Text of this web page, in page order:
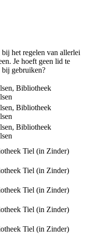
het regelen van allerlei
Je hoeft geen lid te
gebruiken?
Bibliotheek
Bibliotheek
Bibliotheek
Tiel (in Zinder)
Tiel (in Zinder)
Tiel (in Zinder)
Tiel (in Zinder)
Tiel (in Zinder)